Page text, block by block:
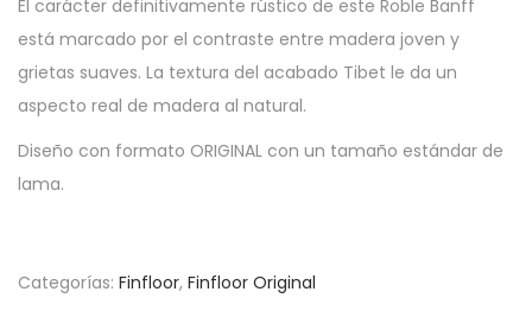
El carácter definitivamente rústico de este Roble Banff
está marcado por el contraste entre madera joven y
grietas suaves. La textura del acabado Tibet le da un
aspecto real de madera al natural.
Diseño con formato ORIGINAL con un tamaño estándar de
lama.
Categorías: Finfloor, Finfloor Original